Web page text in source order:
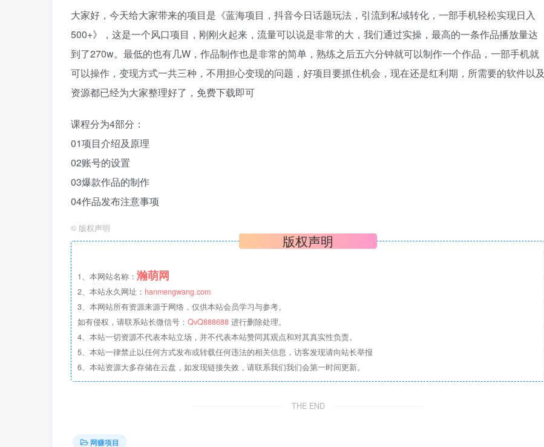
大家好，今天给大家带来的项目是《蓝海项目，抖音今日话题玩法，引流到私域转化，一部手机轻松实现日入
500+》，这是一个风口项目，刚刚火起来，流量可以说是非常的大，我们通过实操，最高的一条作品播放量达
到了270w。最低的也有几W，作品制作也是非常的简单，熟练之后五六分钟就可以制作一个作品，一部手机就
可以操作，变现方式一共三种，不用担心变现的问题，好项目要抓住机会，现在还是红利期，所需要的软件以及
资源都已经为大家整理好了，免费下载即可
课程分为4部分：
01项目介绍及原理
02账号的设置
03爆款作品的制作
04作品发布注意事项
© 版权声明
版权声明
1、本网站名称： 瀚萌网
2、本站永久网址： hanmengwang.com
3、本网站所有资源来源于网络，仅供本站会员学习与参考。
如有侵权，请联系站长微信号： QvQ888688 进行删除处理。
4、本站一切资源不代表本站立场，并不代表本站赞同其观点和对其真实性负责。
5、本站一律禁止以任何方式发布或转载任何违法的相关信息，访客发现请向站长举报
6、本站资源大多存储在云盘，如发现链接失效，请联系我们我们会第一时间更新。
THE END
网赚项目